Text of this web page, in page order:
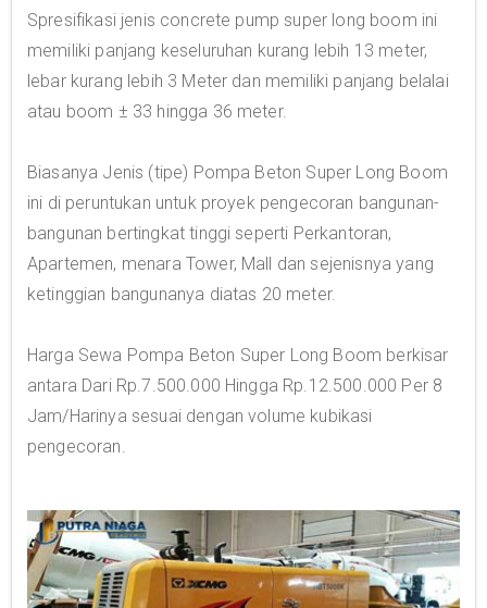
Spresifikasi jenis concrete pump super long boom ini
memiliki panjang keseluruhan kurang lebih 13 meter,
lebar kurang lebih 3 Meter dan memiliki panjang belalai
atau boom ± 33 hingga 36 meter.
Biasanya Jenis (tipe) Pompa Beton Super Long Boom
ini di peruntukan untuk proyek pengecoran bangunan-
bangunan bertingkat tinggi seperti Perkantoran,
Apartemen, menara Tower, Mall dan sejenisnya yang
ketinggian bangunanya diatas 20 meter.
Harga Sewa Pompa Beton Super Long Boom berkisar
antara Dari Rp.7.500.000 Hingga Rp.12.500.000 Per 8
Jam/Harinya sesuai dengan volume kubikasi
pengecoran.